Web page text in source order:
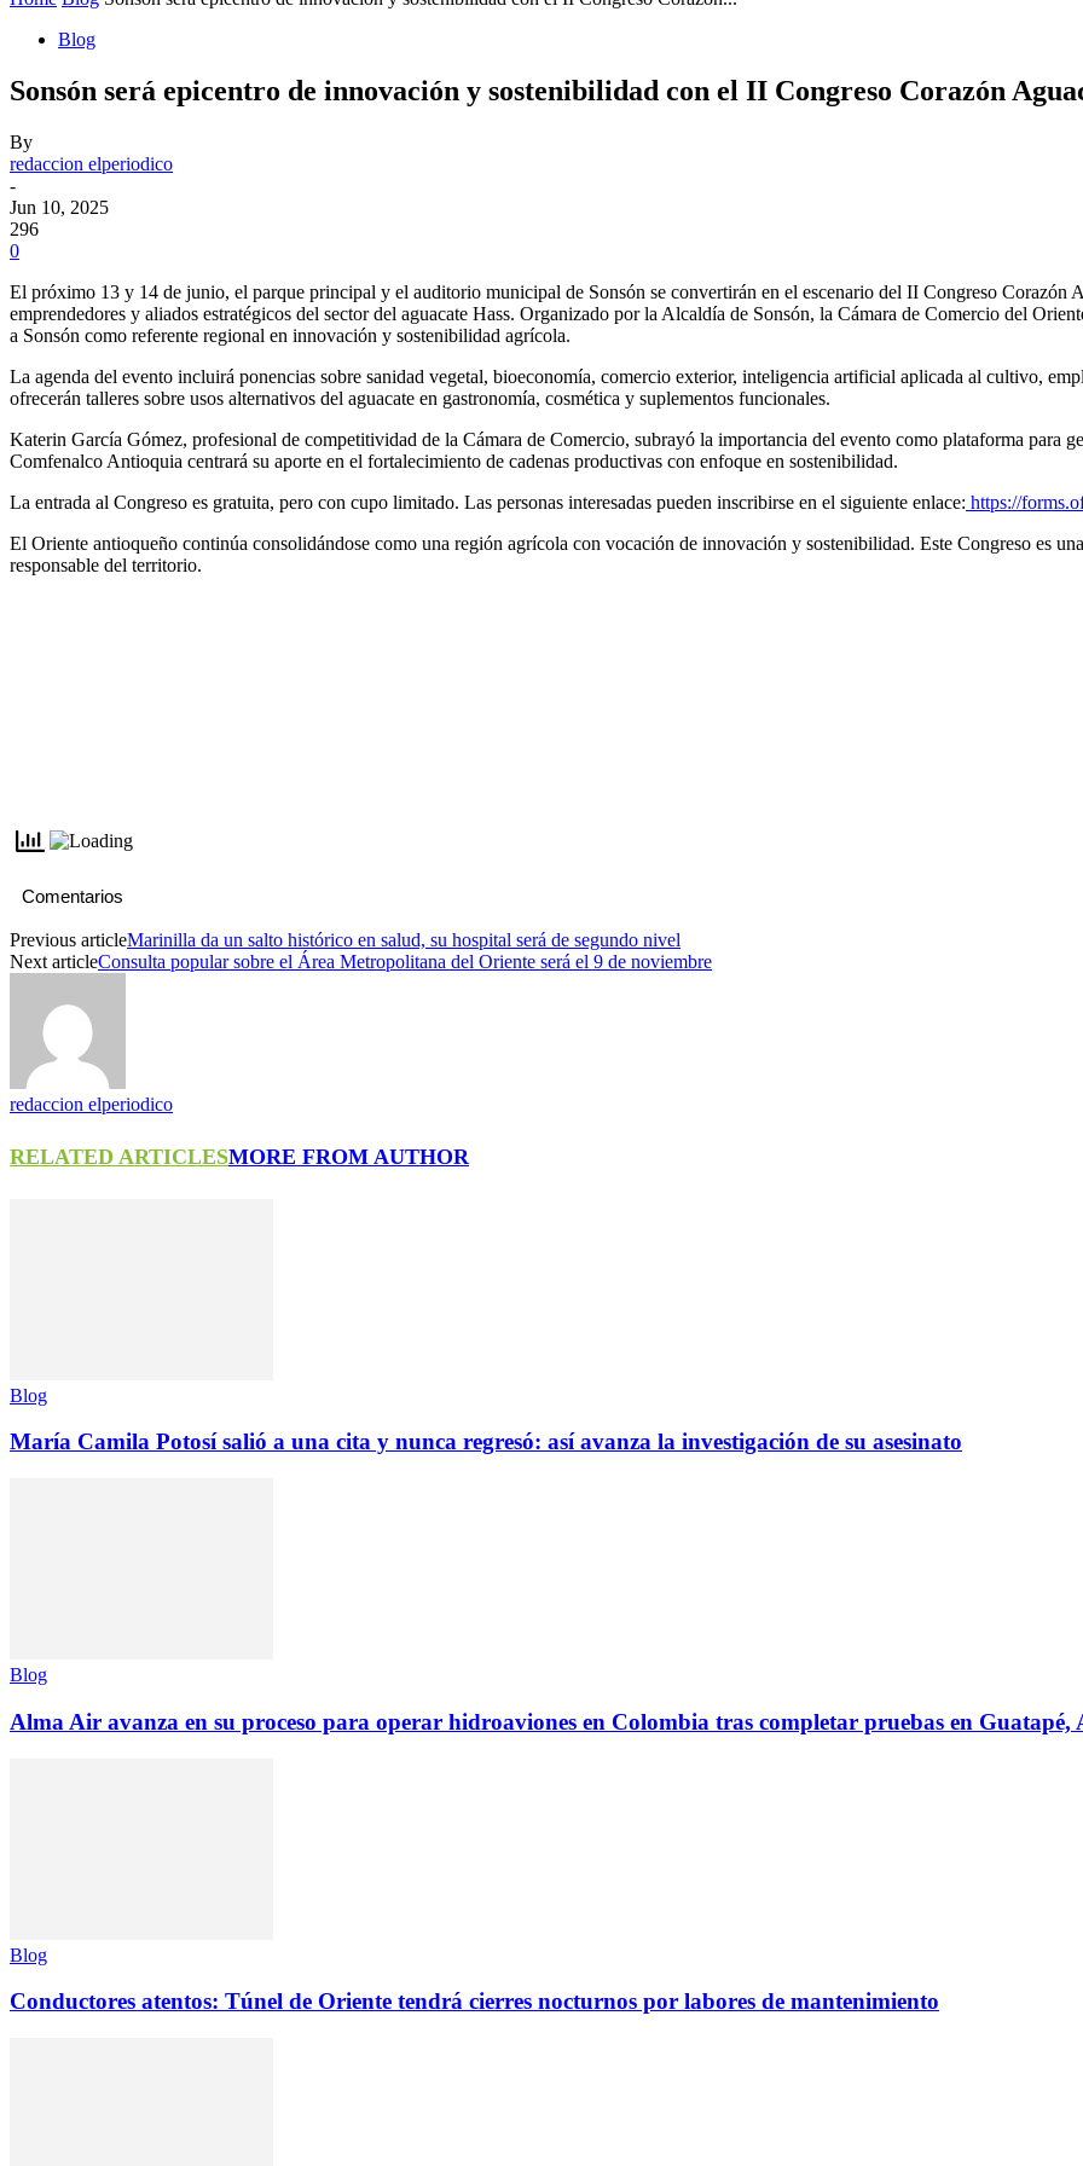
Blog
Sonsón será epicentro de innovación y sostenibilidad con el II Congreso Corazón
By
redaccion elperiodico
-
Jun 10, 2025
296
0
El próximo 13 y 14 de junio, el parque principal y el auditorio municipal de Sonsón se convertirán en el escenario del II Congreso Corazón
emprendedores y aliados estratégicos del sector del aguacate Hass. Organizado por la Alcaldía de Sonsón, la Cámara de Comercio del
a Sonsón como referente regional en innovación y sostenibilidad agrícola.
La agenda del evento incluirá ponencias sobre sanidad vegetal, bioeconomía, comercio exterior, inteligencia artificial aplicada al cultivo,
ofrecerán talleres sobre usos alternativos del aguacate en gastronomía, cosmética y suplementos funcionales.
Katerin García Gómez, profesional de competitividad de la Cámara de Comercio, subrayó la importancia del evento como plataforma para
Comfenalco Antioquia centrará su aporte en el fortalecimiento de cadenas productivas con enfoque en sostenibilidad.
La entrada al Congreso es gratuita, pero con cupo limitado. Las personas interesadas pueden inscribirse en el siguiente enlace: https://
El Oriente antioqueño continúa consolidándose como una región agrícola con vocación de innovación y sostenibilidad. Este Congreso es
responsable del territorio.
Comentarios
Previous articleMarinilla da un salto histórico en salud, su hospital será de segundo nivel
Next articleConsulta popular sobre el Área Metropolitana del Oriente será el 9 de noviembre
redaccion elperiodico
RELATED ARTICLESMORE FROM AUTHOR
Blog
María Camila Potosí salió a una cita y nunca regresó: así avanza la investigación de su asesinato
Blog
Alma Air avanza en su proceso para operar hidroaviones en Colombia tras completar pruebas en Guatapé,
Blog
Conductores atentos: Túnel de Oriente tendrá cierres nocturnos por labores de mantenimiento